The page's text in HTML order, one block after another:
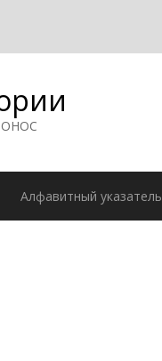
Алфавитный указатель